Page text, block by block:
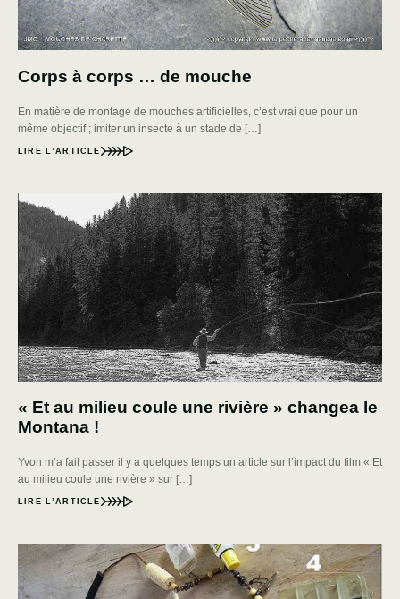
Corps à corps … de mouche
En matière de montage de mouches artificielles, c’est vrai que pour un
même objectif ; imiter un insecte à un stade de […]
LIRE L’ARTICLE
« Et au milieu coule une rivière » changea le
Montana !
Yvon m’a fait passer il y a quelques temps un article sur l’impact du film « Et
au milieu coule une rivière » sur […]
LIRE L’ARTICLE